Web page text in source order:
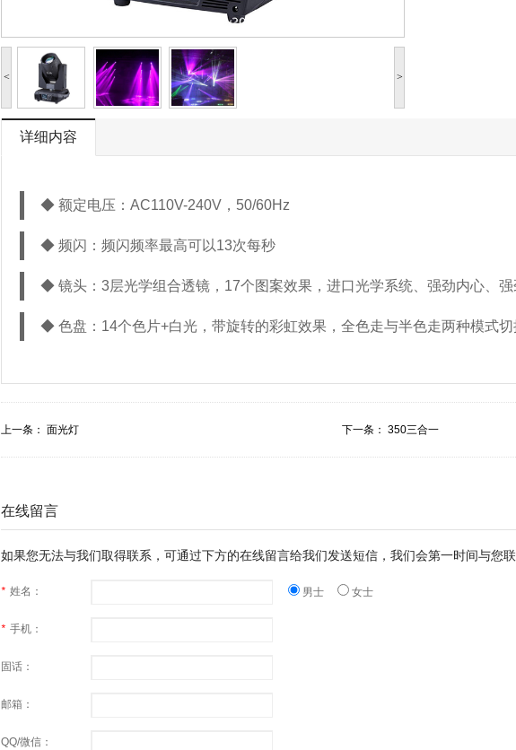
< >
详细内容
◆ 额定电压：AC110V-240V，50/60Hz
◆ 频闪：频闪频率最高可以13次每秒
◆ 镜头：3层光学组合透镜，17个图案效果，进口光学系统、强劲内心、
◆ 色盘：14个色片+白光，带旋转的彩虹效果，全色走与半色走两种模式切
上一条： 面光灯 下一条： 350三合一
在线留言
如果您无法与我们取得联系，可通过下方的在线留言给我们发送短信，我们会第一时间与您联
* 姓名： 男士 女士
* 手机：
固话：
邮箱：
QQ/微信：